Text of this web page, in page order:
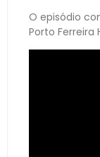
O episódio
Porto Ferreira